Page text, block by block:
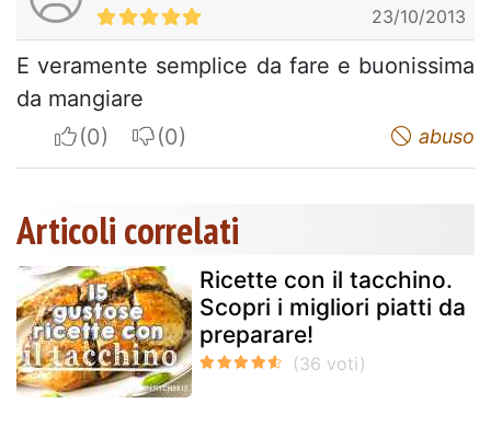
23/10/2013
E veramente semplice da fare e buonissima
da mangiare
I apreciateI do not appreciate abuso
Articoli correlati
Ricette con il tacchino.
Scopri i migliori piatti da
preparare!